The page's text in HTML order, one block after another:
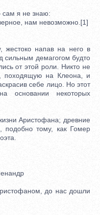
сам я не знаю:
нам невозможно.[1]
напав на него в
сильным демагогом будто
от этой роли. Никто не
походящую на Клеона, и
себе лицо. Но этот
основании некоторых
Аристофана; древние
подобно тому, как Гомер
до нас дошли